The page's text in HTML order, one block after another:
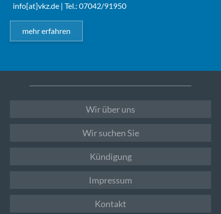
info[at]vkz.de | Tel.: 07042/91950
mehr erfahren
Wir über uns
Wir suchen Sie
Kündigung
Impressum
Kontakt